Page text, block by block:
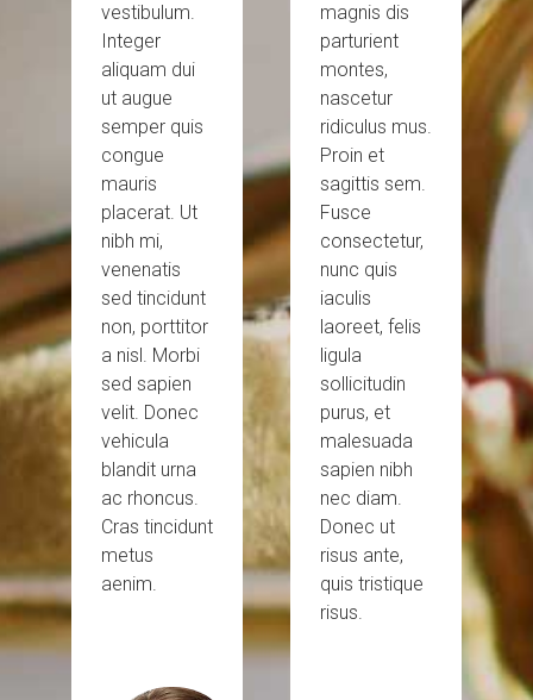
vestibulum.
Integer
aliquam dui
ut augue
semper quis
congue
mauris
placerat. Ut
nibh mi,
venenatis
sed tincidunt
non, porttitor
a nisl. Morbi
sed sapien
velit. Donec
vehicula
blandit urna
ac rhoncus.
Cras tincidunt
metus
aenim.
magnis dis
parturient
montes,
nascetur
ridiculus mus.
Proin et
sagittis sem.
Fusce
consectetur,
nunc quis
iaculis
laoreet, felis
ligula
sollicitudin
purus, et
malesuada
sapien nibh
nec diam.
Donec ut
risus ante,
quis tristique
risus.